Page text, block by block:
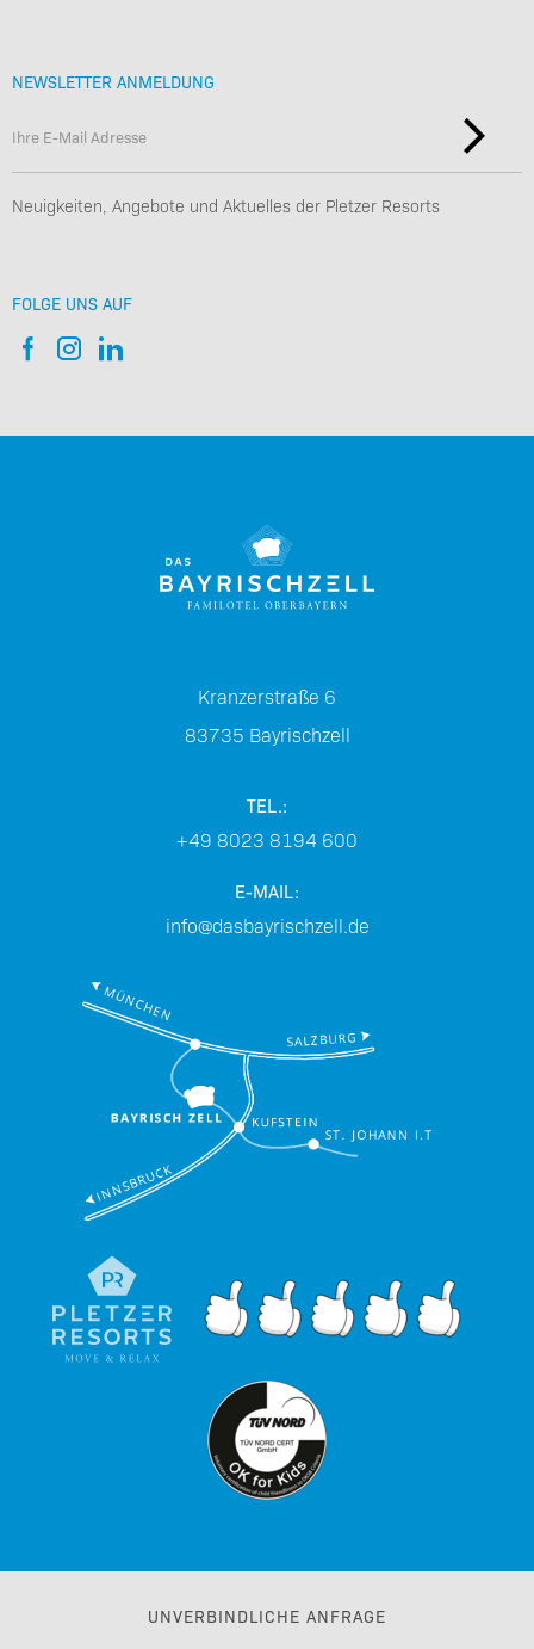
NEWSLETTER ANMELDUNG
Neuigkeiten, Angebote und Aktuelles der Pletzer Resorts
FOLGE UNS AUF
Kranzerstraße 6
83735 Bayrischzell
TEL.:
+49 8023 8194 600
E-MAIL:
info@dasbayrischzell.de
UNVERBINDLICHE ANFRAGE